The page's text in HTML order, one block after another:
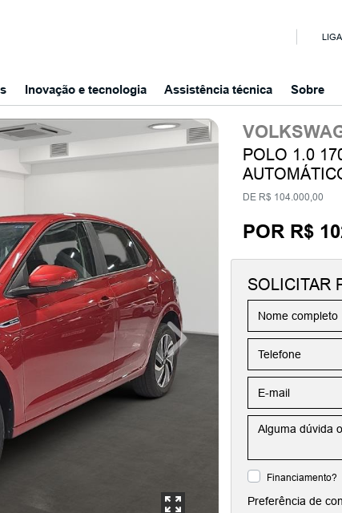
Inovação e tecnologia Assistência técnica Sobre
POLO 1.0
DE R$ 104.000,00
POR R$
SOLICITAR
Financiamento?
Preferência de
Next